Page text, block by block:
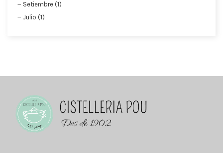
Setiembre (1)
Julio (1)